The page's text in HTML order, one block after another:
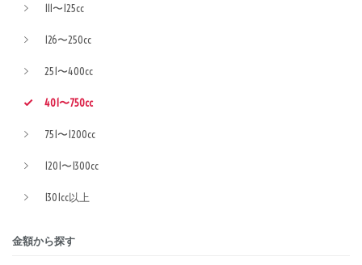
111〜125cc
126〜250cc
251〜400cc
401〜750cc
751〜1200cc
1201〜1300cc
1301cc以上
金額から探す